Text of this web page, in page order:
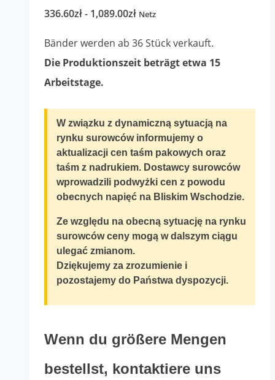
Die
können
auf
der
Produktseite
ausgewählt
werden
336.60zł- 1,089.00złPreisspanne:
1,089.00zł
Netz
Bänder werden ab 36 Stück verkauft.
Die Produktionszeit beträgt etwa 15
Arbeitstage.
W związku z dynamiczną sytuacją na
rynku surowców informujemy o
aktualizacji cen taśm pakowych oraz
taśm z nadrukiem. Dostawcy surowców
wprowadzili podwyżki cen z powodu
obecnych napięć na Bliskim Wschodzie.
Ze względu na obecną sytuację na rynku
surowców ceny mogą w dalszym ciągu
ulegać zmianom.
Dziękujemy za zrozumienie i
pozostajemy do Państwa dyspozycji.
Wenn du größere Mengen
bestellst, kontaktiere uns